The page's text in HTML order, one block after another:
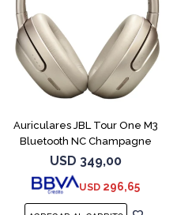
Auriculares JBL Tour One M3
Bluetooth NC Champagne
USD 349,00
USD 296,65